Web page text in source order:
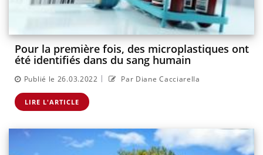
Pour la première fois, des microplastiques ont
été identifiés dans du sang humain
Publié le 26.03.2022 | Par Diane Cacciarella
LIRE L'ARTICLE